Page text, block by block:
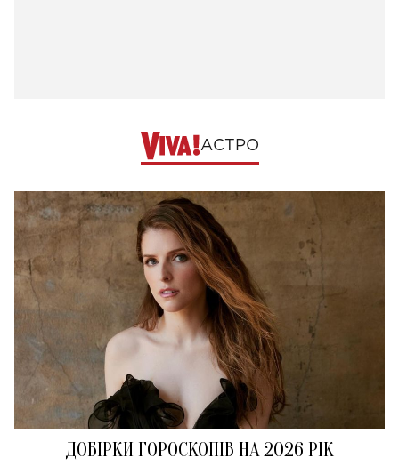
АСТРО
ДОБІРКИ ГОРОСКОПІВ НА 2026 РІК